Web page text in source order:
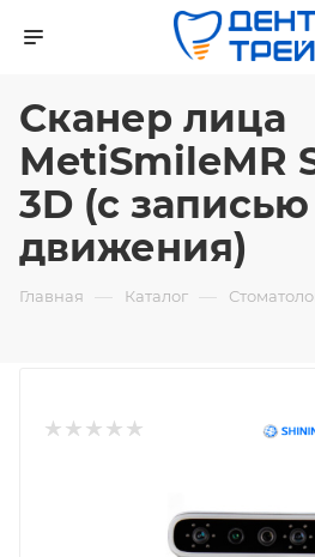
Сканер лица
MetiSmileMR
3D (с записью
движения)
Главная — Каталог —